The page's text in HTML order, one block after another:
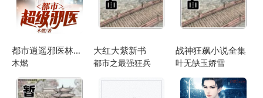
第64章 骤然变得冰冷。
第65章 精选卡池？
第66章 财财将竭诚为老板服务！^▽^
第68章 有用信息几乎为零
都市逍遥邪医林辰苏夕然
木燃
大红大紫新书
都市之最强狂兵
战神狂飙小说全集
叶无缺玉娇雪